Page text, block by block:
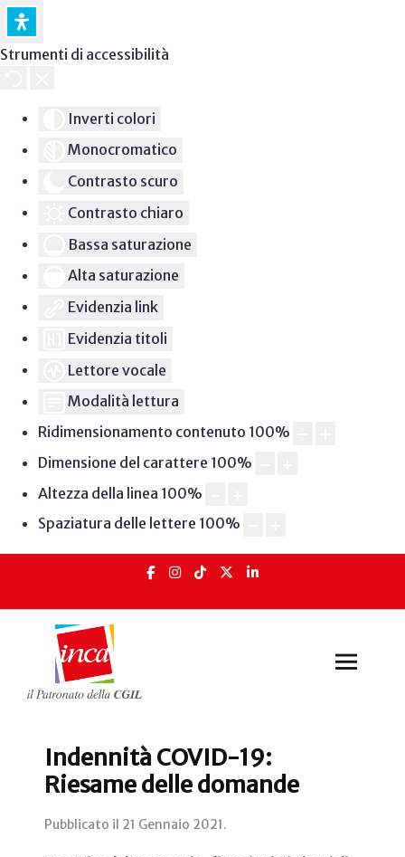
Strumenti di accessibilità
Inverti colori
Monocromatico
Contrasto scuro
Contrasto chiaro
Bassa saturazione
Alta saturazione
Evidenzia link
Evidenzia titoli
Lettore vocale
Modalità lettura
Ridimensionamento contenuto 100%
Dimensione del carattere 100%
Altezza della linea 100%
Spaziatura delle lettere 100%
Indennità COVID-19:
Riesame delle domande
Pubblicato il 21 Gennaio 2021.